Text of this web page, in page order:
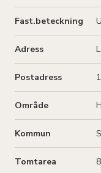
Fast.beteckning
Adress
Postadress
Område
Kommun
Tomtarea